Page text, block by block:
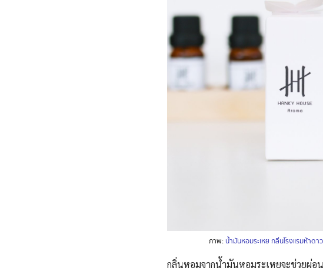
ภาพ: น้ำมันหอมระเหย กลิ่นโรงแรมห้าด
กลิ่นหอมจากน้ำมันหอมระเหยจะช่วยผ่